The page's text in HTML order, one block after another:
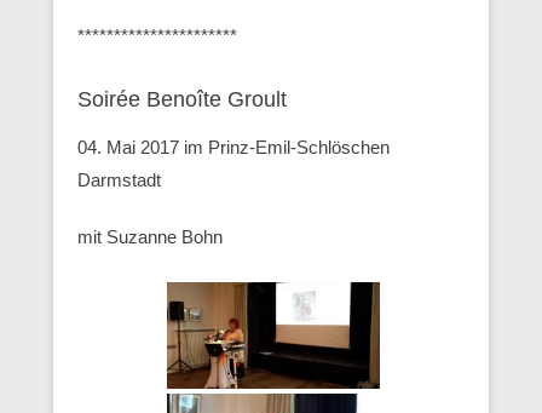
**********************
Soirée Benoîte Groult
04. Mai 2017 im Prinz-Emil-Schlöschen
Darmstadt
mit Suzanne Bohn